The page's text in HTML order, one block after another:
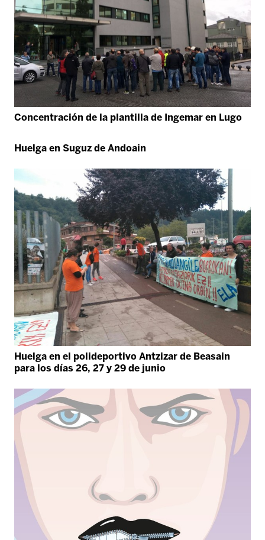
Concentración de la plantilla de Ingemar en Lugo
Huelga en Suguz de Andoain
Huelga en el polideportivo Antzizar de Beasain
para los días 26, 27 y 29 de junio